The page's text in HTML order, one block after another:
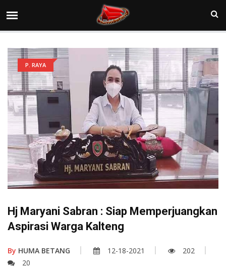
P. RAYA
Hj Maryani Sabran : Siap Memperjuangkan
Aspirasi Warga Kalteng
By HUMA BETANG 12-18-2021
202
20